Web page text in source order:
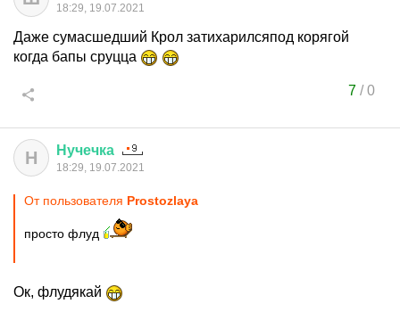
18:29, 19.07.2021
Даже сумасшедший Крол затихарилсяпод корягой
когда бапы сруцца
7/0
Н Нучечка
18:29, 19.07.2021
От пользователя Prostozlaya
просто флуд
Ок, флудякай